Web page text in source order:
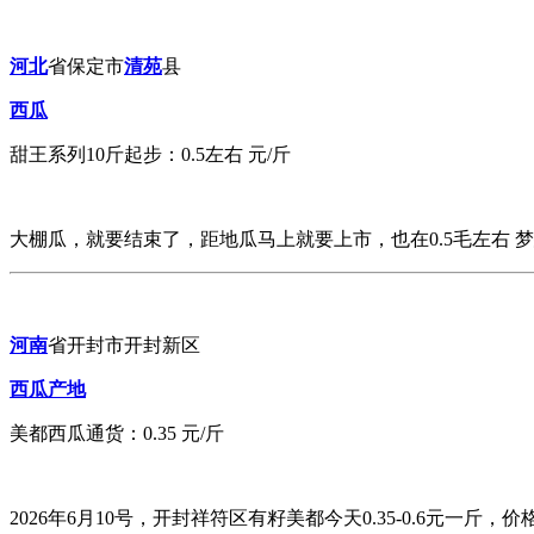
河北省保定市清苑县
西瓜
甜王系列10斤起步：0.5左右 元/斤
大棚瓜，就要结束了，距地瓜马上就要上市，也在0.5毛左右
河南省开封市开封新区
西瓜产地
美都西瓜通货：0.35 元/斤
2026年6月10号，开封祥符区有籽美都今天0.35-0.6元一斤，价